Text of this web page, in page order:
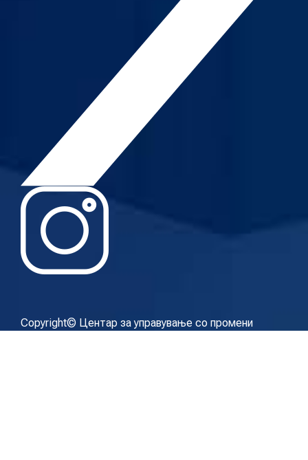
Copyright© Центар за управување со промени